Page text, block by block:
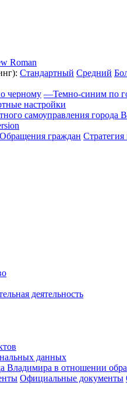
Roman
: Стандартный Средний
черному —Темно-синим по
настройки
самоуправления города
Обращения граждан Стратегия
деятельность
данных
Владимира в отношении
Официальные документы